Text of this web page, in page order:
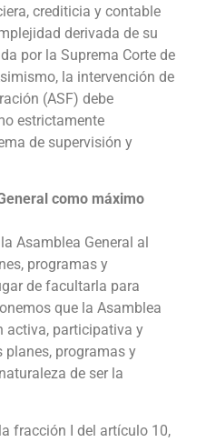
crediticia y contable
derivada de su
por la Suprema Corte de
la intervención de
(ASF) debe
estrictamente
de supervisión y
como máximo
Asamblea General al
programas y
de facultarla para
que la Asamblea
activa, participativa y
planes, programas y
de ser la
fracción I del artículo 10,